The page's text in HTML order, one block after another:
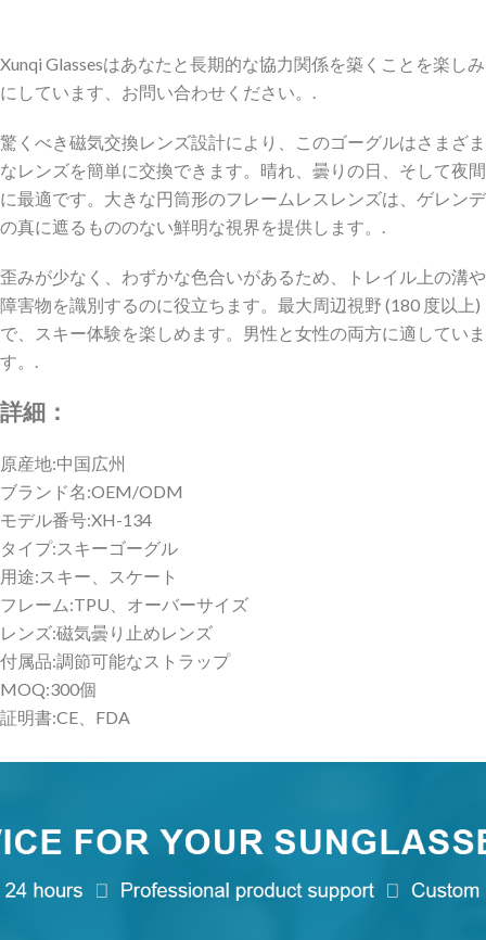
Xunqi Glassesはあなたと長期的な協力関係を築くことを楽しみ
にしています、お問い合わせください。.
驚くべき磁気交換レンズ設計により、このゴーグルはさまざま
なレンズを簡単に交換できます。晴れ、曇りの日、そして夜間
に最適です。大きな円筒形のフレームレスレンズは、ゲレンデ
の真に遮るもののない鮮明な視界を提供します。.
歪みが少なく、わずかな色合いがあるため、トレイル上の溝や
障害物を識別するのに役立ちます。最大周辺視野 (180 度以上)
で、スキー体験を楽しめます。男性と女性の両方に適していま
す。.
詳細：
原産地:中国広州
ブランド名:OEM/ODM
モデル番号:XH-134
タイプ:スキーゴーグル
用途:スキー、スケート
フレーム:TPU、オーバーサイズ
レンズ:磁気曇り止めレンズ
付属品:調節可能なストラップ
MOQ:300個
証明書:CE、FDA